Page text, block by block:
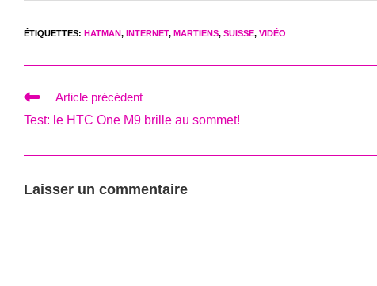
ÉTIQUETTES: HATMAN, INTERNET, MARTIENS, SUISSE, VIDÉO
Read
articles
Article précédent
Test: le HTC One M9 brille au sommet!
Laisser un commentaire